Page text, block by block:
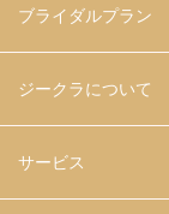
ブライダルプラン
ジークラについて
サービス